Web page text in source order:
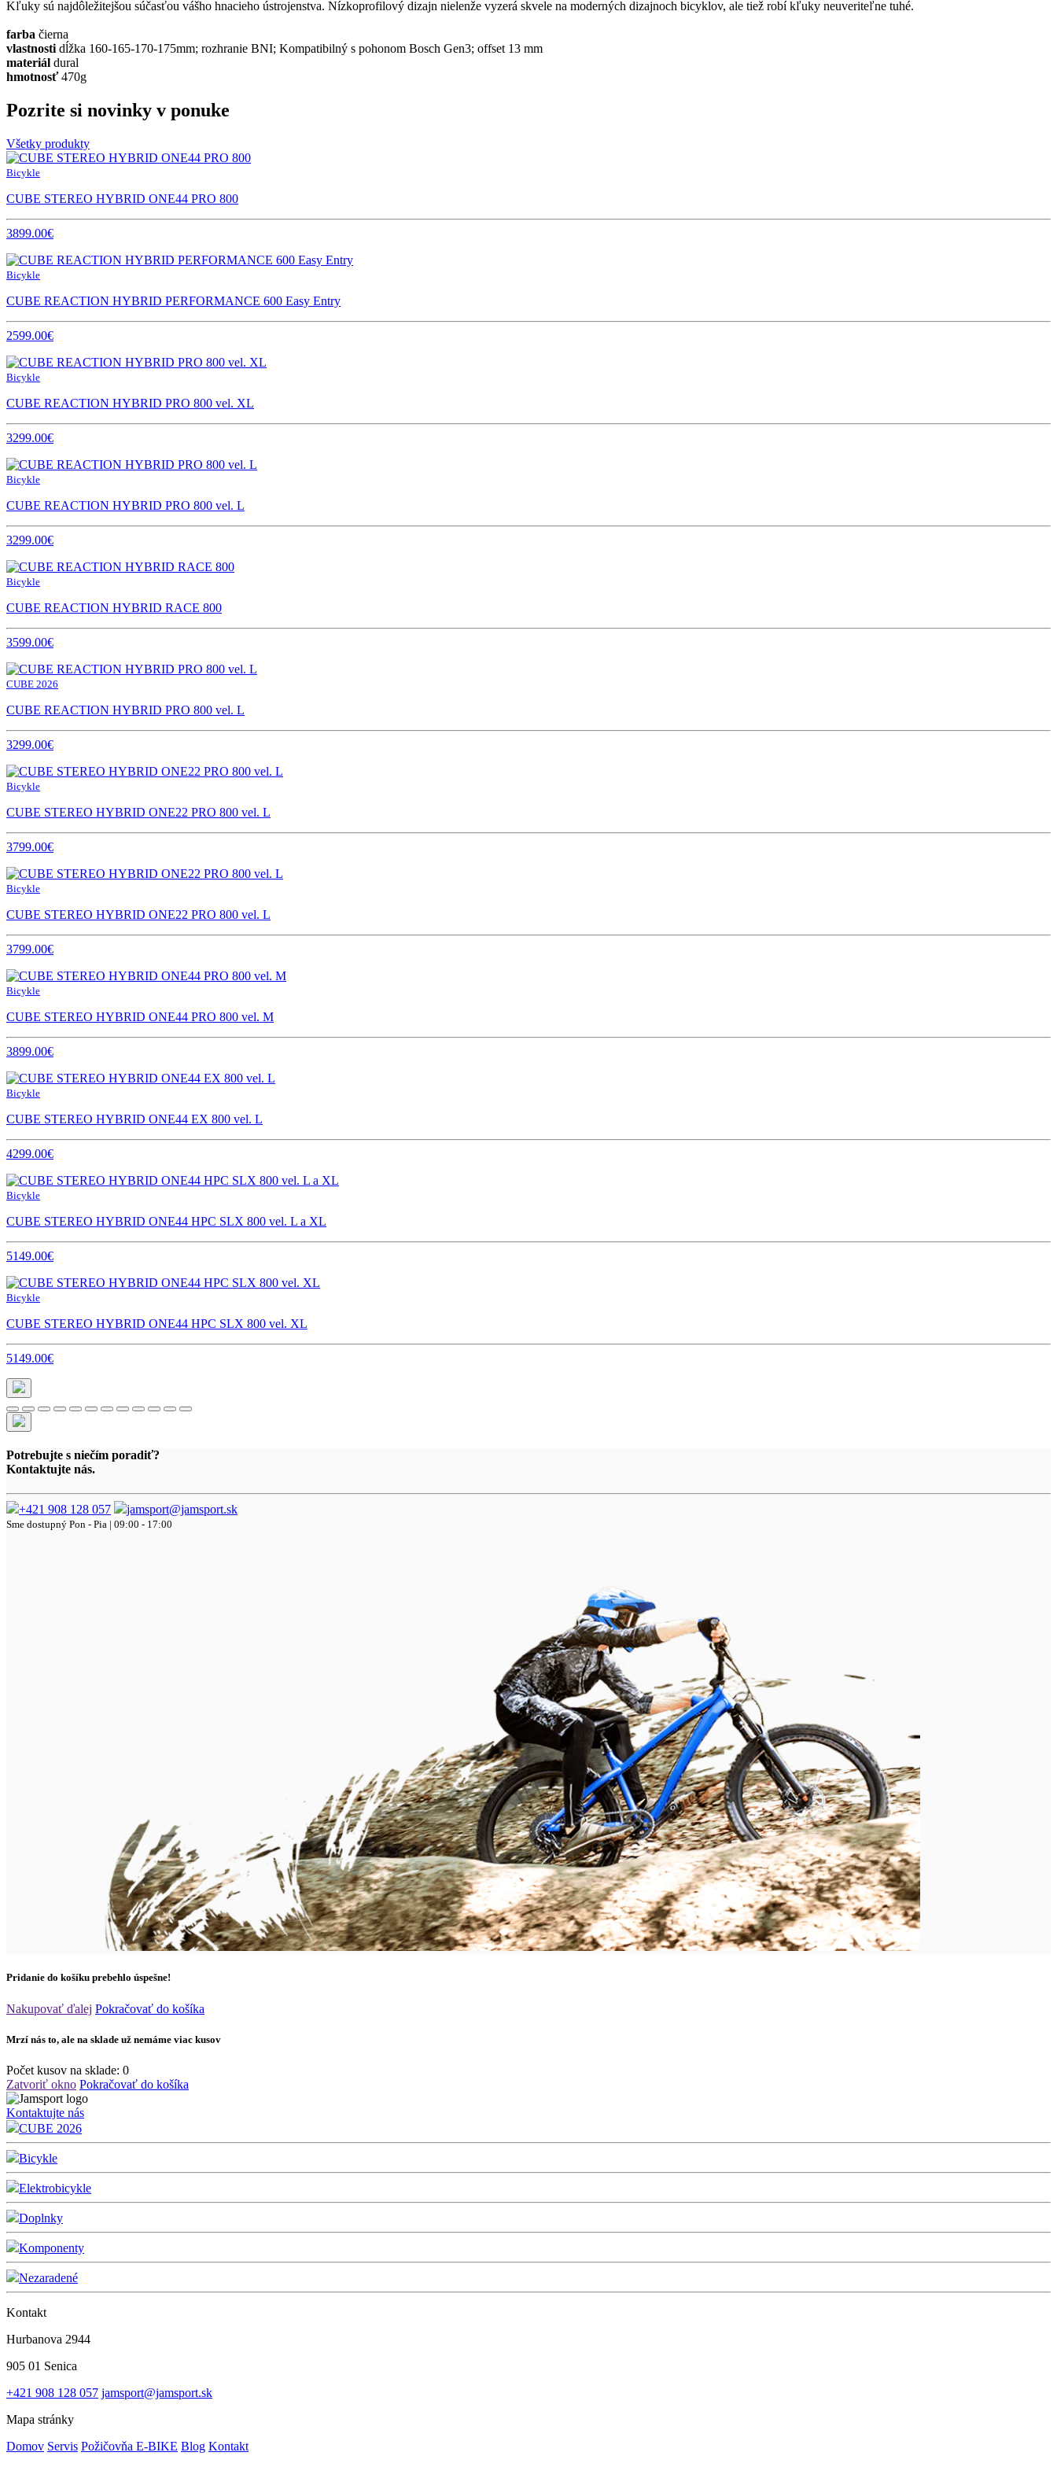
Kľuky sú najdôležitejšou súčasťou vášho hnacieho ústrojenstva. Nízkoprofilový dizajn nielenže vyzerá skvele na moderných dizajnoch bicyklov, ale tiež robí kľuky neuveriteľne tuhé.
farba čierna
vlastnosti dĺžka 160-165-170-175mm; rozhranie BNI; Kompatibilný s pohonom Bosch Gen3; offset 13 mm
materiál dural
hmotnosť470g
Pozrite si novinky v ponuke
Všetky produkty
Bicykle
CUBE STEREO HYBRID ONE44 PRO 800
3899.00€
Bicykle
CUBE REACTION HYBRID PERFORMANCE 600 Easy Entry
2599.00€
Bicykle
CUBE REACTION HYBRID PRO 800 vel. XL
3299.00€
Bicykle
CUBE REACTION HYBRID PRO 800 vel. L
3299.00€
Bicykle
CUBE REACTION HYBRID RACE 800
3599.00€
CUBE 2026
CUBE REACTION HYBRID PRO 800 vel. L
3299.00€
Bicykle
CUBE STEREO HYBRID ONE22 PRO 800 vel. L
3799.00€
Bicykle
CUBE STEREO HYBRID ONE22 PRO 800 vel. L
3799.00€
Bicykle
CUBE STEREO HYBRID ONE44 PRO 800 vel. M
3899.00€
Bicykle
CUBE STEREO HYBRID ONE44 EX 800 vel. L
4299.00€
Bicykle
CUBE STEREO HYBRID ONE44 HPC SLX 800 vel. L a XL
5149.00€
Bicykle
CUBE STEREO HYBRID ONE44 HPC SLX 800 vel. XL
5149.00€
Potrebujte s niečím poradiť?
Kontaktujte nás.
+421 908 128 057 jamsport@jamsport.sk
Sme dostupný Pon - Pia | 09:00 - 17:00
Pridanie do košíku prebehlo úspešne!
Nakupovať ďalej Pokračovať do košíka
Mrzí nás to, ale na sklade už nemáme viac kusov
Počet kusov na sklade: 0
Zatvoriť okno Pokračovať do košíka
Kontaktujte nás
CUBE 2026
Bicykle
Elektrobicykle
Doplnky
Komponenty
Nezaradené
Kontakt
Hurbanova 2944
905 01 Senica
+421 908 128 057 jamsport@jamsport.sk
Mapa stránky
Domov Servis Požičovňa E-BIKE Blog Kontakt